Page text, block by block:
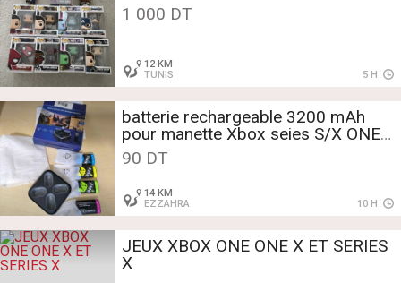
1 000 DT
12 KM
TUNIS
5 H
batterie rechargeable 3200 mAh
pour manette Xbox seies S/X ONE
S/X cacheté
90 DT
14 KM
EZZAHRA
10 H
JEUX XBOX ONE ONE X ET SERIES
X